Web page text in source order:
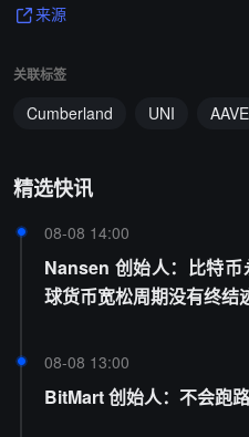
来源
关联标签
Cumberland UNI AAVE
精选快讯
08-08 14:00
Nansen 创始人：比特
球货币宽松周期没有终结
08-08 13:00
BitMart 创始人：不会跑